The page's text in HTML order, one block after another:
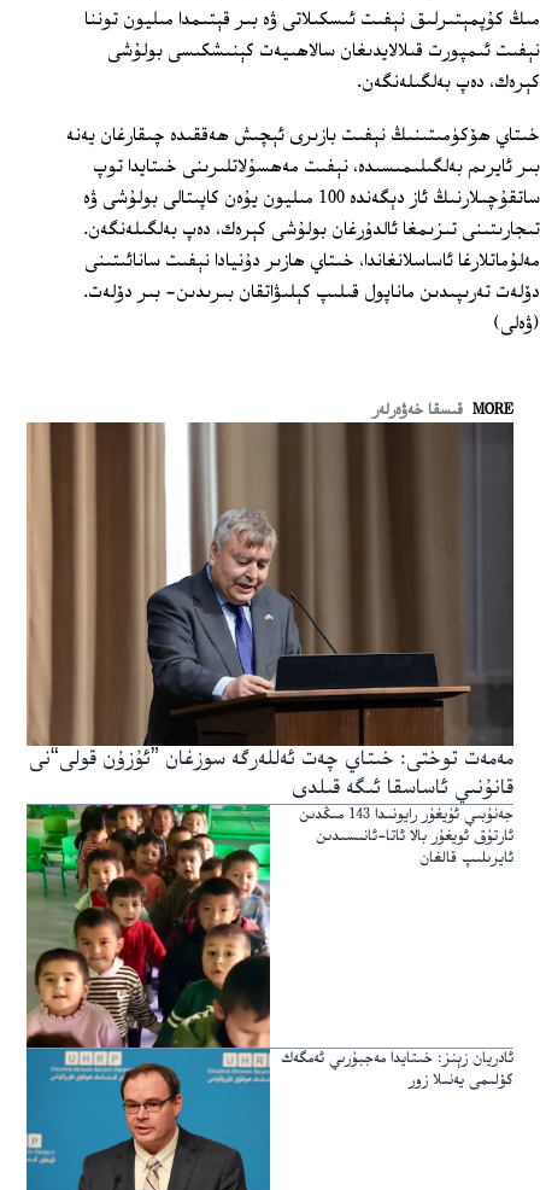
مىڭ كۇپمېتىرلىق نېفىت ئىسكىلاتى ۋە بىر قېتىمدا مىليون توننا
نېفىت ئىمپورت قىلالايدىغان سالاھىيەت كېنىشكىسى بولۇشى
كېرەك، دەپ بەلگىلەنگەن.
خىتاي ھۆكۈمىتىنىڭ نېفىت بازىرى ئېچىش ھەققىدە چىقارغان يەنە
بىر ئايرىم بەلگىلىمىسىدە، نېفىت مەھسۇلاتلىرىنى خىتايدا توپ
ساتقۇچىلارنىڭ ئاز دېگەندە 100 مىليون يۇەن كاپىتالى بولۇشى ۋە
تىجارىتىنى تىزىمغا ئالدۇرغان بولۇشى كېرەك، دەپ بەلگىلەنگەن.
مەلۇماتلارغا ئاساسلانغاندا، خىتاي ھازىر دۇنيادا نېفىت سانائىتىنى
دۆلەت تەرىپىدىن ماناپول قىلىپ كېلىۋاتقان بىرىدىن- بىر دۆلەت.
(ۋەلى)
MORE قىسقا خەۋەرلەر
مەمەت توختى: خىتاي چەت ئەللەرگە سوزغان ”ئۇزۇن قولى“نى
قانۇنىي ئاساسقا ئىگە قىلدى
جەنۇبىي ئۇيغۇر رايونىدا 143 مىڭدىن
ئارتۇق ئويغۇر بالا ئاتا-ئانىسىدىن
ئايرىلىپ قالغان
ئادريان زېنز: خىتايدا مەجبۇرىي ئەمگەك
كۆلىمى يەنىلا زور